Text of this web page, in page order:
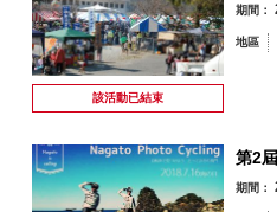
該活動已結束
期間：
地區
第2
期間：